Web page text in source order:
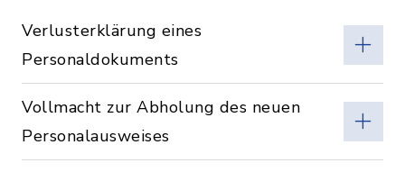
Verlusterklärung eines
Personaldokuments
Vollmacht zur Abholung des neuen
Personalausweises